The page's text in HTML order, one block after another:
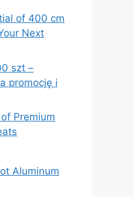
of 400 cm
Next
szt –
promocję i
Premium
Aluminum